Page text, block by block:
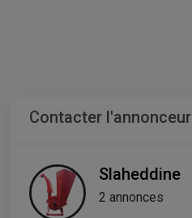
Contacter l'annonceur
Slaheddine
2 annonces